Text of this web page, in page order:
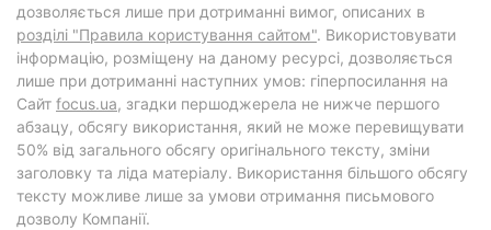
дозволяється лише при дотриманні вимог, описаних в
розділі "Правила користування сайтом". Використовувати
інформацію, розміщену на даному ресурсі, дозволяється
лише при дотриманні наступних умов: гіперпосилання на
Cайт focus.ua, згадки першоджерела не нижче першого
абзацу, обсягу використання, який не може перевищувати
50% від загального обсягу оригінального тексту, зміни
заголовку та ліда матеріалу. Використання більшого обсягу
тексту можливе лише за умови отримання письмового
дозволу Компанії.